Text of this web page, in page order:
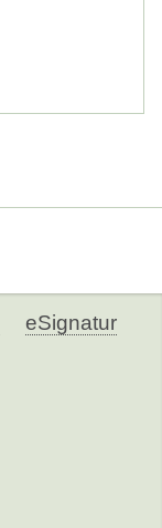
eSignatur